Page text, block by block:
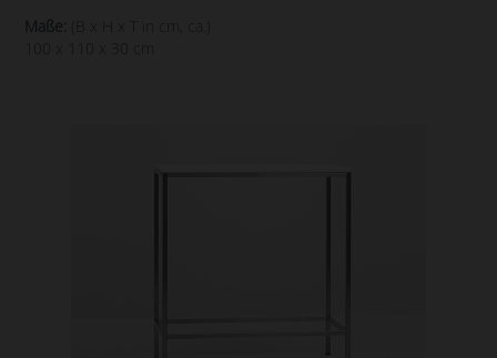
Maße:
(B x H x T in cm, ca.)